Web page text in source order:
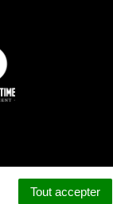
Tout accepter